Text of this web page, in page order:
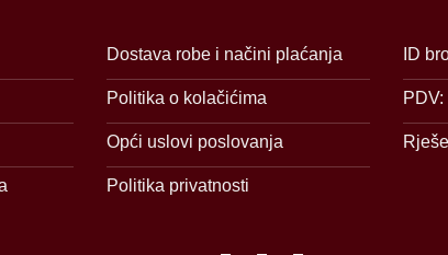
Dostava robe i načini plaćanja
Politika o kolačićima
Opći uslovi poslovanja
Politika privatnosti
ID